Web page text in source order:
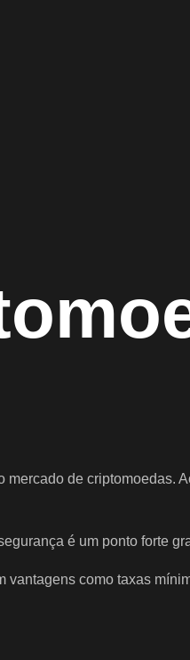
de criptomoedas.
é um ponto forte
como taxas